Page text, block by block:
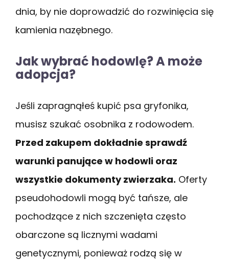
dnia, by nie doprowadzić do rozwinięcia się
kamienia nazębnego.
Jak wybrać hodowlę? A może
adopcja?
Jeśli zapragnąłeś kupić psa gryfonika,
musisz szukać osobnika z rodowodem.
Przed zakupem dokładnie sprawdź
warunki panujące w hodowli oraz
wszystkie dokumenty zwierzaka. Oferty
pseudohodowli mogą być tańsze, ale
pochodzące z nich szczenięta często
obarczone są licznymi wadami
genetycznymi, ponieważ rodzą się w